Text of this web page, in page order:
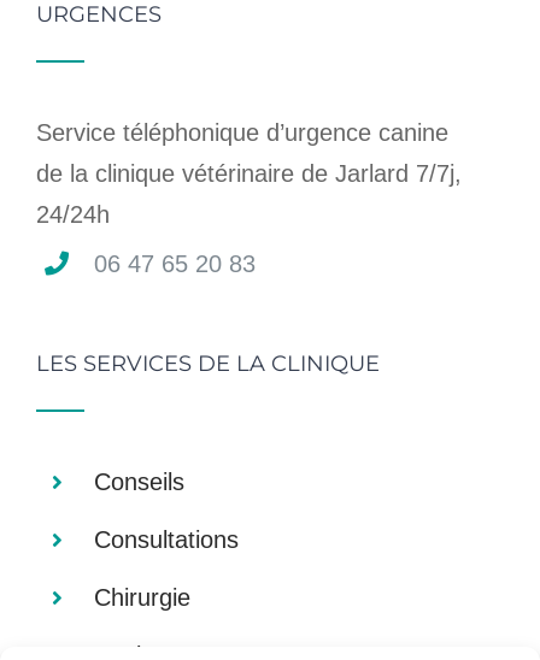
URGENCES
Service téléphonique d’urgence canine
de la clinique vétérinaire de Jarlard 7/7j,
24/24h
06 47 65 20 83
LES SERVICES DE LA CLINIQUE
Conseils
Consultations
Chirurgie